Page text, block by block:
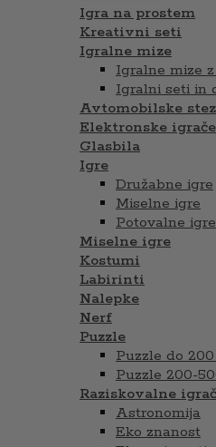
Igra na prostem
Kreativni seti
Igralne mize
Igralne mize
Igralni seti in
Avtomobilske
Elektronske igrače
Glasbila
Igre
Družabne igre
Miselne igre
Potovalne igre
Miselne igre
Kostumi
Labirinti
Nalepke
Nerf
Puzzle
Puzzle do
Puzzle 200-
Raziskovalne
Astronomija
Eko znanost